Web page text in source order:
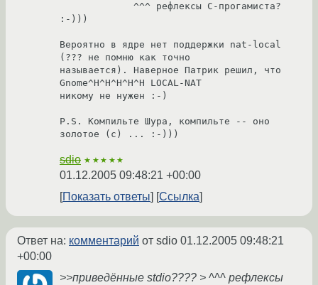
:-)))
Вероятно в ядре нет поддержки nat-local
(??? не помню как точно
называется). Наверное Патрик решил, что
Gnome^H^H^H^H^H LOCAL-NAT
никому не нужен :-)
P.S. Компильте Шура, компильте -- оно
золотое (c) ... :-)))
sdio ★★★★★
01.12.2005 09:48:21 +00:00
Показать ответы
Ссылка
Ответ на: комментарий от sdio 01.12.2005 09:48:21
+00:00
>>приведённые stdio???? > ^^^ рефлексы